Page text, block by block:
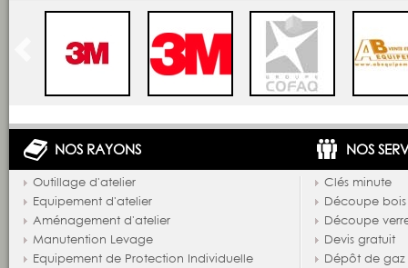
NOS RAYONS
Outillage d'atelier
Equipement d'atelier
Aménagement d'atelier
Manutention Levage
Equipement de Protection Individuelle
NOS
Clés minute
Découpe bois
Découpe
Devis gratuit
Dépôt de gaz